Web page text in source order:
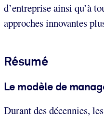
d’entreprise ainsi qu’à
approches innovantes
Résumé
Le modèle de
Durant des décennies,